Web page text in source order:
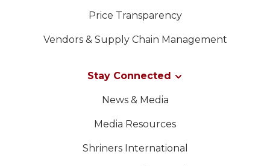
Price Transparency
Vendors & Supply Chain Management
Stay Connected
News & Media
Media Resources
Shriners International